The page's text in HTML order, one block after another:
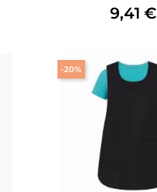
9,41 €
-20%